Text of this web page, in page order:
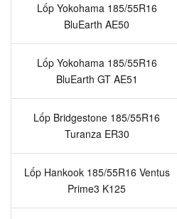
Lốp Yokohama 185/55R16
BluEarth AE50
Lốp Yokohama 185/55R16
BluEarth GT AE51
Lốp Bridgestone 185/55R16
Turanza ER30
Lốp Hankook 185/55R16 Ventus
Prime3 K125